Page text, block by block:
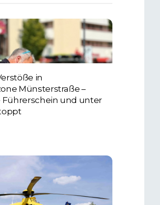
in
Münsterstraße –
Führerschein und unter